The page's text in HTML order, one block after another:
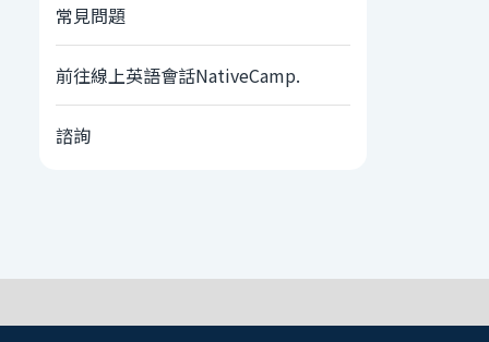
常見問題
前往線上英語會話NativeCamp.
諮詢